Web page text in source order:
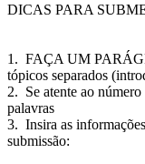
DICAS PARA
1. FAÇA UM
tópicos separados
2. Se atente ao
palavras
3. Insira as
submissão: